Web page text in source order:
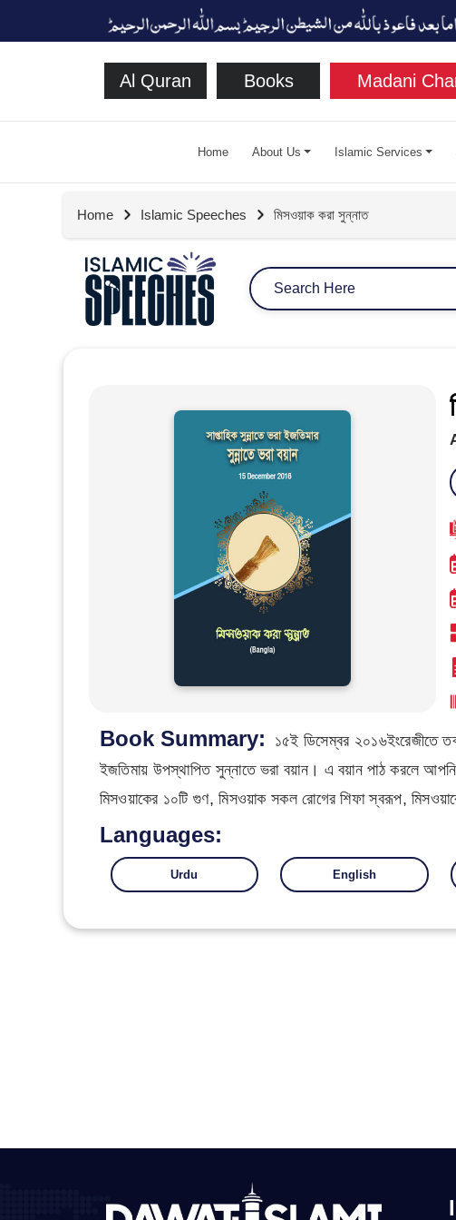
Al Quran Books Madani
Home About Us Islamic Services
Home Islamic Speeches মিসওয়াক করা সুন্নাত
Book Summary:
১৫ই ডিসেম্বর ২০১৬ইংরেজীতে
ইজতিমায় উপস্থাপিত সুন্নাতে ভরা বয়ান। এ বয়ান পাঠ করলে
মিসওয়াকের ১০টি গুণ, মিসওয়াক সকল রোগের শিফা স্বরূপ,
Languages:
Urdu English